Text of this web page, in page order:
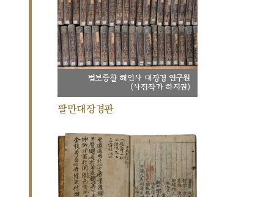
법보종찰 해인사 대장경 연구원
(사진작가 하지권)
팔만대장경판